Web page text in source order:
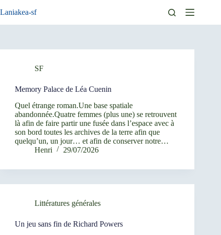
au
Laniakea-sf
SF
Memory Palace de Léa Cuenin
Quel étrange roman.Une base spatiale
abandonnée.Quatre femmes (plus une) se retrouvent
là afin de faire partir une fusée dans l’espace avec à
son bord toutes les archives de la terre afin que
quelqu’un, un jour… et afin de conserver notre…
Henri
29/07/2026
Littératures générales
Un jeu sans fin de Richard Powers